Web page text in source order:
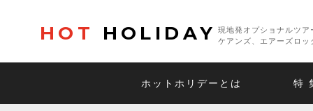
HOT HOLIDAY
現地発オプショナルツ
ケアンズ、エアーズロ
ホットホリデーとは 特